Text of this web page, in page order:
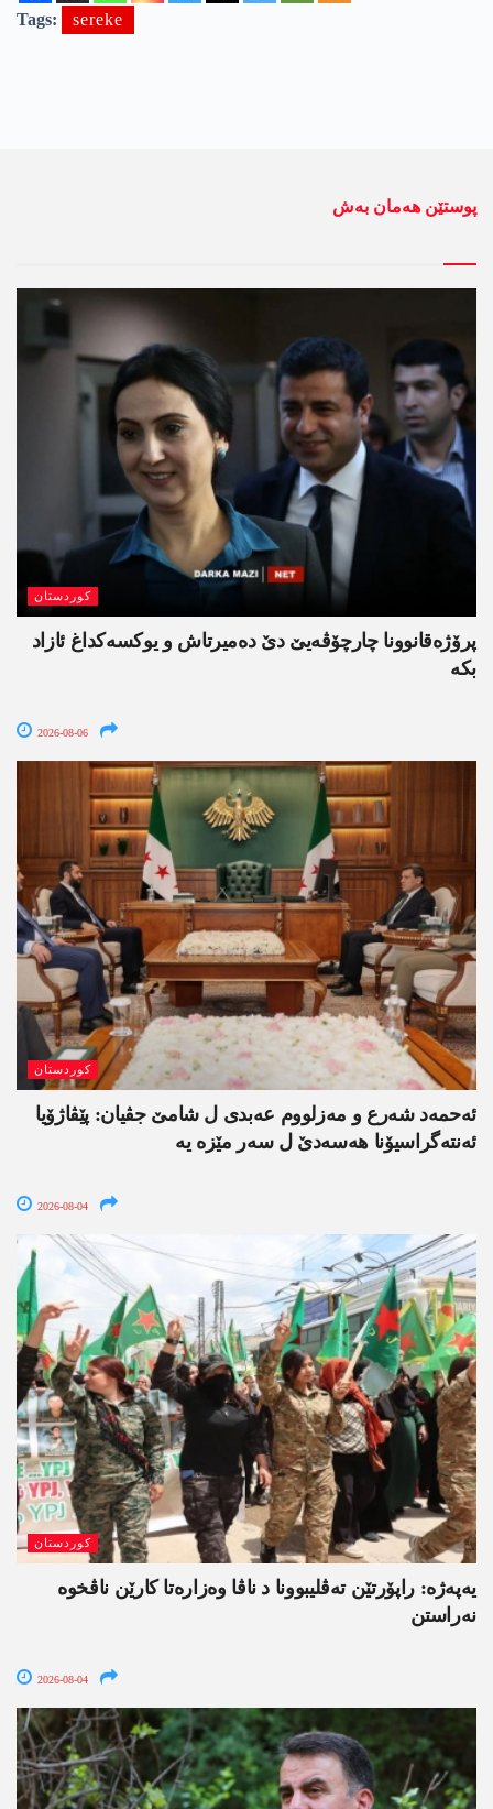
Tags: sereke
پوستێن ھەمان بەش
کوردستان
پرۆژەقانوونا چارچۆڤەیێ دێ دەمیرتاش و یوکسەکداغ ئازاد
بکە
2026-08-06
کوردستان
ئەحمەد شەرع و مەزلووم عەبدی ل شامێ جڤیان: پێڤاژۆیا
ئەنتەگراسیۆنا ھەسەدێ ل سەر مێزە یە
2026-08-04
کوردستان
یەپەژە: راپۆرتێن تەڤلیبوونا د ناڤا وەزارەتا کارێن ناڤخوە
نەراستن
2026-08-04